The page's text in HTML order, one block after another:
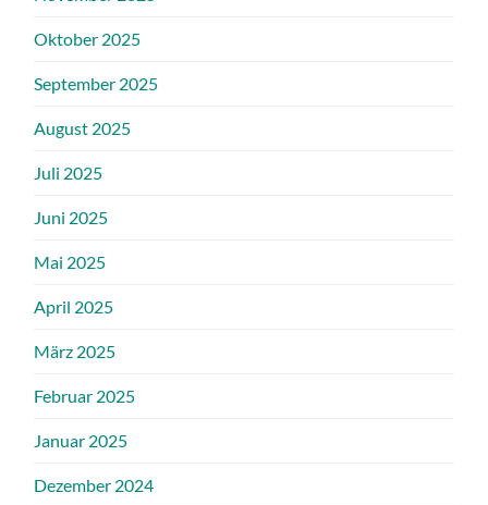
Oktober 2025
September 2025
August 2025
Juli 2025
Juni 2025
Mai 2025
April 2025
März 2025
Februar 2025
Januar 2025
Dezember 2024